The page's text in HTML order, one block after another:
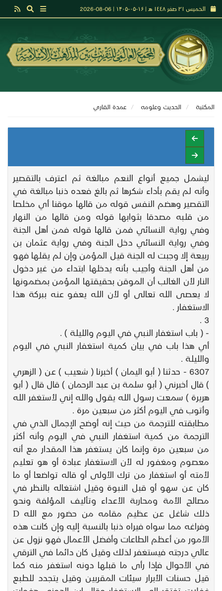
الخميس ٢١ صفر ١٤٤٨ هـ | ۱۶-۰۵-۱۴۰۵ | 06-08-2026
المكتبة الحديث وعلومه عمدة القاري
ليشمل جميع أنواع النعم مبالغة ثم اعترف بالتقصير
وأنه لم يقم بأداء شكرها ثم بالغ فعده ذنبا مبالغة في
التقصير وهضم النفس قوله من قالها موقنا أي مخلصا
من قلبه مصدقا بثوابها قوله ومن قالها من النهار
وفي رواية النسائي فمن قالها قوله فمن أهل الجنة
وفي رواية النسائي دخل الجنة وفي رواية عثمان بن
ربيعة إلا وجبت له الجنة قيل المؤمن وإن لم يقلها فهو
من أهل الجنة وأجيب بأنه يدخلها ابتداء من غير دخول
النار لأن الغالب أن الموقن بحقيقتها المؤمن بمضمونها
لا يعصى الله تعالى أو لأن الله يعفو عنه ببركة هذا
الاستغفار .
3 .
- ( باب استغفار النبي في اليوم والليلة ) .
أي هذا باب في بيان كمية استغفار النبي في اليوم
والليلة .
6307 - حدثنا ( أبو اليمان ) أخبرنا ( شعيب ) عن ( الزهري
) قال أخبرني ( أبو سلمة بن عبد الرحمان ) قال قال ( أبو
هريرة ) سمعت رسول الله يقول والله إني لأستغفر الله
وأتوب في اليوم أكثر من سبعين مرة .
مطابقته للترجمة من حيث إنه أوضح الإجمال الذي في
الترجمة من كمية استغفار النبي في اليوم وأنه أكثر
من سبعين مرة وإنما كان يستغفر هذا المقدار مع أنه
معصوم ومغفور له لأن الاستغفار عبادة أو هو تعليم
لأمته أو استغفار من ترك الأولى أو قاله تواضعا أو ما
كان عن سهو أو قبل النبوة وقيل اشتغاله بالنظر في
مصالح الأمة ومحاربة الأعداء وتأليف المؤلفة ونحو
ذلك شاغل عن عظيم مقامه من حضور مع الله D
وفراغه مما سواه فيراه ذنبا بالنسبة إليه وإن كانت هذه
الأمور من أعظم الطاعات وأفضل الأعمال فهو نزول عن
عالي درجته فيستغفر لذلك وقيل كان دائما في الترقي
في الأحوال فإذا رأى ما قبلها دونه استغفر منه كما
قيل حسنات الأبرار سيئات المقربين وقيل يتجدد للطبع